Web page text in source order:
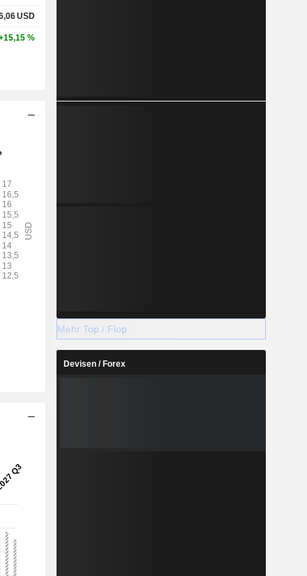
USD
%
Mehr Top / Flop
Devisen / Forex